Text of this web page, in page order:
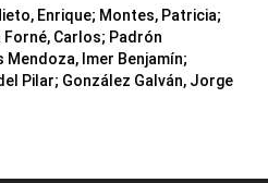
Enrique; Montes, Patricia;
Forné, Carlos; Padrón
Mendoza, Imer Benjamín;
Pilar; González Galván, Jorge